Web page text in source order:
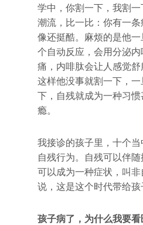
学中，你割一下，我割
潮流，比一比：你有一
像还挺酷。麻烦的是他
个自动反应，会用分泌
痛，内啡肽会让人感觉舒
这样他没事就割一下，
下，自残就成为一种习
瘾。
我接诊的孩子里，十个
自残行为。自残可以伴
可以成为一种症状，叫
说，这是这个时代带给孩
孩子病了，为什么我要看